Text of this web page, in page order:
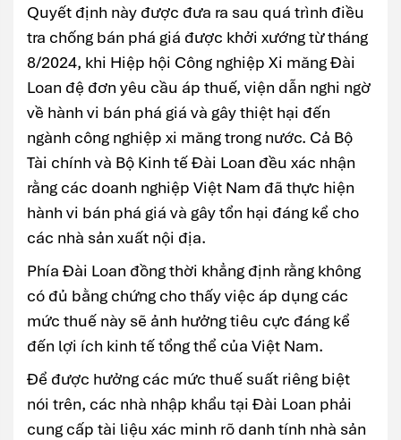
Quyết định này được đưa ra sau quá trình điều
tra chống bán phá giá được khởi xướng từ tháng
8/2024, khi Hiệp hội Công nghiệp Xi măng Đài
Loan đệ đơn yêu cầu áp thuế, viện dẫn nghi ngờ
về hành vi bán phá giá và gây thiệt hại đến
ngành công nghiệp xi măng trong nước. Cả Bộ
Tài chính và Bộ Kinh tế Đài Loan đều xác nhận
rằng các doanh nghiệp Việt Nam đã thực hiện
hành vi bán phá giá và gây tổn hại đáng kể cho
các nhà sản xuất nội địa.
Phía Đài Loan đồng thời khẳng định rằng không
có đủ bằng chứng cho thấy việc áp dụng các
mức thuế này sẽ ảnh hưởng tiêu cực đáng kể
đến lợi ích kinh tế tổng thể của Việt Nam.
Để được hưởng các mức thuế suất riêng biệt
nói trên, các nhà nhập khẩu tại Đài Loan phải
cung cấp tài liệu xác minh rõ danh tính nhà sản